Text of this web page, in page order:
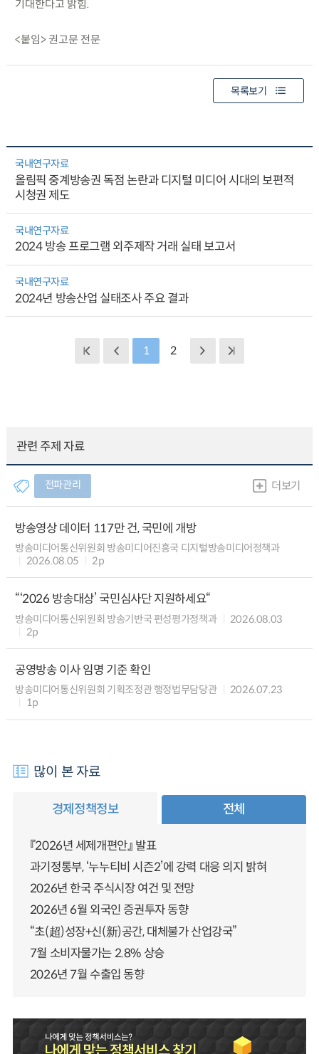
기대한다고 밝힘.
<붙임> 권고문 전문
목록보기
국내연구자료
올림픽 중계방송권 독점 논란과 디지털 미디어 시대의 보편적
시청권 제도
국내연구자료
2024 방송 프로그램 외주제작 거래 실태 보고서
국내연구자료
2024년 방송산업 실태조사 주요 결과
1 2
관련 주제 자료
전파관리 더보기
방송영상 데이터 117만 건, 국민에 개방
방송미디어통신위원회 방송미디어진흥국 디지털방송미디어정책과
2026.08.05
2p
“‘2026 방송대상’ 국민심사단 지원하세요“
방송미디어통신위원회 방송기반국 편성평가정책과
2026.08.03
2p
공영방송 이사 임명 기준 확인
방송미디어통신위원회 기획조정관 행정법무담당관
2026.07.23
1p
많이 본 자료
경제정책정보 전체
『2026년 세제개편안』 발표
과기정통부, ‘누누티비 시즌2’에 강력 대응 의지 밝혀
2026년 한국 주식시장 여건 및 전망
2026년 6월 외국인 증권투자 동향
“초(超)성장+신(新)공간, 대체불가 산업강국”
7월 소비자물가는 2.8% 상승
2026년 7월 수출입 동향